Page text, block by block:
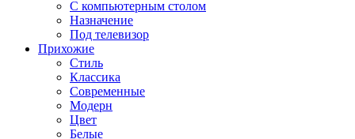
С компьютерным столом
Назначение
Под телевизор
Прихожие
Стиль
Классика
Современные
Модерн
Цвет
Белые